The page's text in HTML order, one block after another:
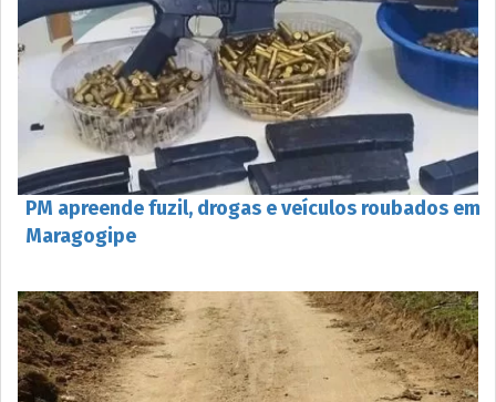
PM apreende fuzil, drogas e veículos roubados em
Maragogipe